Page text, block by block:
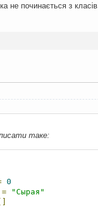
не починається з класів.
таке:
0
=
"Сырая"
[]